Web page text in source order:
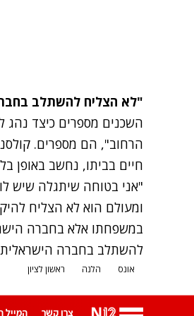
"לא הצליח להשתלב
השכנים מספרים כיצד נהג
חיים בביתו, נחשב באופן
"אני בטוחה שיתגלה שיש
ומעולם הוא לא הצליח
במשפחתו אלא בחברה
להשתלב בחברה
אונס הלנה ראשון לציון
צרו קשר המייל